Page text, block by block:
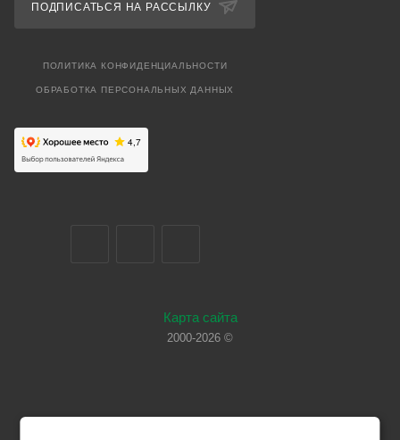
ПОДПИСАТЬСЯ НА РАССЫЛКУ
ПОЛИТИКА КОНФИДЕНЦИАЛЬНОСТИ
ОБРАБОТКА ПЕРСОНАЛЬНЫХ ДАННЫХ
Карта сайта
2000-2026 ©